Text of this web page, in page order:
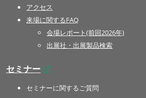
アクセス
来場に関するFAQ
会場レポート(前回2026年)
出展社・出展製品検索
セミナー
セミナーに関するご質問